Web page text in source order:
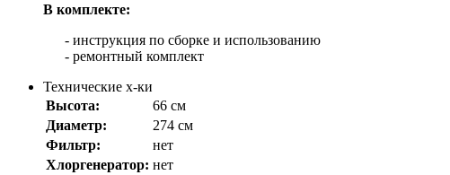
В комплекте:
- инструкция по сборке и использованию
- ремонтный комплект
Технические х-ки
Высота:
66 см
Диаметр:
274 см
Фильтр:
нет
Хлоргенератор: нет